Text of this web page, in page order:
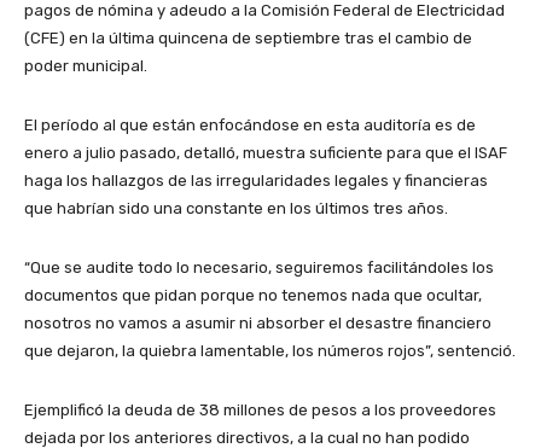
pagos de nómina y adeudo a la Comisión Federal de Electricidad
(CFE) en la última quincena de septiembre tras el cambio de
poder municipal.
El período al que están enfocándose en esta auditoría es de
enero a julio pasado, detalló, muestra suficiente para que el ISAF
haga los hallazgos de las irregularidades legales y financieras
que habrían sido una constante en los últimos tres años.
“Que se audite todo lo necesario, seguiremos facilitándoles los
documentos que pidan porque no tenemos nada que ocultar,
nosotros no vamos a asumir ni absorber el desastre financiero
que dejaron, la quiebra lamentable, los números rojos”, sentenció.
Ejemplificó la deuda de 38 millones de pesos a los proveedores
dejada por los anteriores directivos, a la cual no han podido